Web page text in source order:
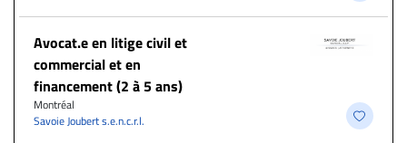
Avocat.e en litige civil et
commercial et en
financement (2 à 5 ans)
Montréal
Savoie Joubert s.e.n.c.r.l.